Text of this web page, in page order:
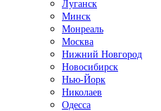
Луганск
Минск
Монреаль
Москва
Нижний Новгород
Новосибирск
Нью-Йорк
Николаев
Одесса